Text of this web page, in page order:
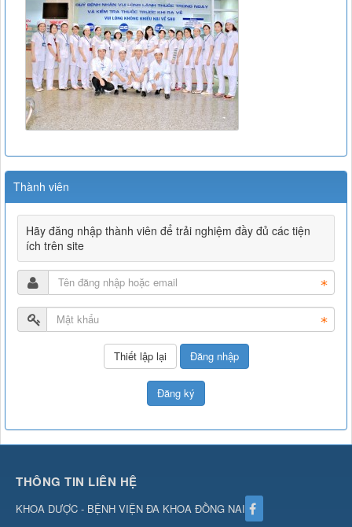
Thành viên
Hãy đăng nhập thành viên để trải nghiệm đầy đủ các tiện
ích trên site
Đăng nhập
Đăng ký
THÔNG TIN LIÊN HỆ
KHOA DƯỢC - BỆNH VIỆN ĐA KHOA ĐỒNG NAI